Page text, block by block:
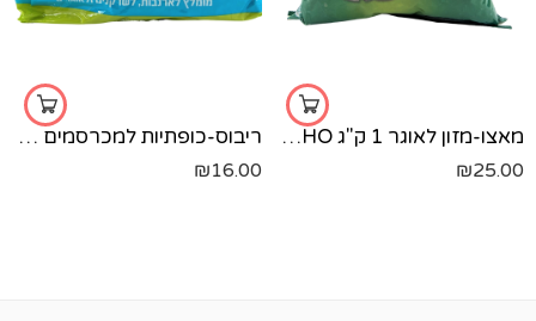
מאצו-מזון לאוגר 1 ק"ג MACHO
₪25.00
ריבוס-כופתיות למכרסמים 1 ק"ג RIBOS
₪16.00